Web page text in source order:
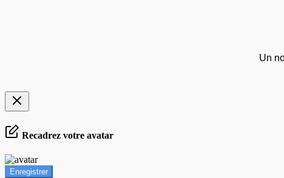
Un
Recadrez votre avatar
Enregistrer